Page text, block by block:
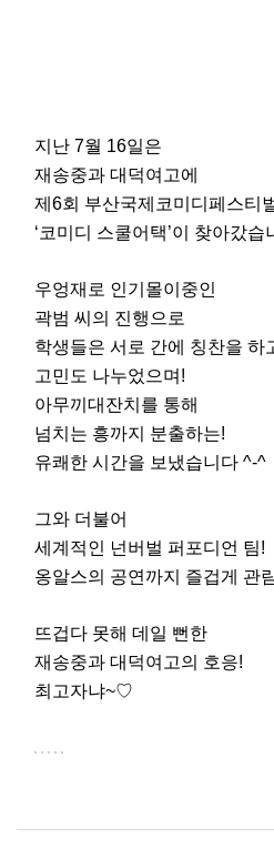
지난 7월 16일은
재송중과 대덕여고에
제6회 부산국제코미디페스티
‘코미디 스쿨어택’이 찾아갔습
우엉재로 인기몰이중인
곽범 씨의 진행으로
학생들은 서로 간에 칭찬을 하
고민도 나누었으며!
아무끼대잔치를 통해
넘치는 흥까지 분출하는!
유쾌한 시간을 보냈습니다 ^-^
그와 더불어
세계적인 넌버벌 퍼포디언 팀!
옹알스의 공연까지 즐겁게 관
뜨겁다 못해 데일 뻔한
재송중과 대덕여고의 호응!
최고자냐~♡